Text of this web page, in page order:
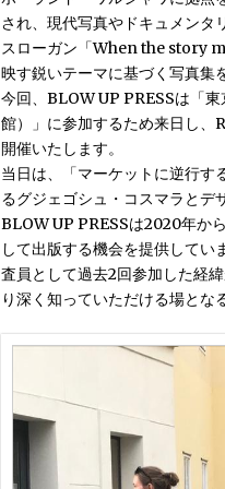
され、現代写真やドキュメンタ
スローガン「When the story
映す鋭いテーマに基づく写真集
今回、BLOW UP PRESSは 「
館）」 に参加するため来日し
開催いたします。
当日は、「マーケットに逆行す
るグジェゴシュ・コスマラとデ
BLOW UP PRESSは2020年から
して出版する機会を提供して
査員として過去2回参加した経
り深く知っていただける場とな